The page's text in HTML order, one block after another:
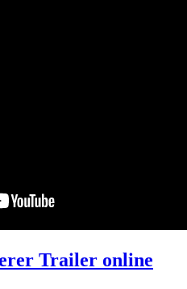
Trailer online